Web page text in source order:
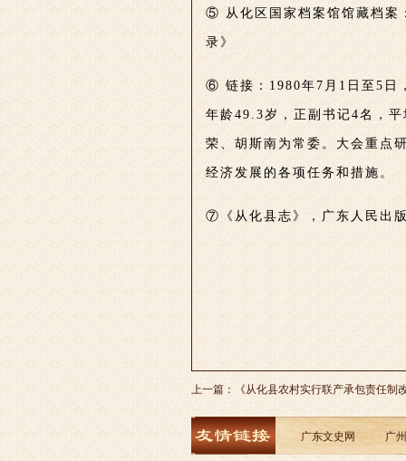
⑤ 从化区国家档案馆馆藏档案
录》
⑥ 链接：1980年7月1日至5日
年龄49.3岁，正副书记4名，
荣、胡斯南为常委。大会重点
经济发展的各项任务和措施。
⑦《从化县志》，广东人民出
上一篇： 《从化县农村实行联产承包责任制
广东文史网 广